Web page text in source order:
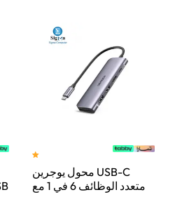
محول يوجرين USB-C
متعدد الوظائف 6 في 1 مع